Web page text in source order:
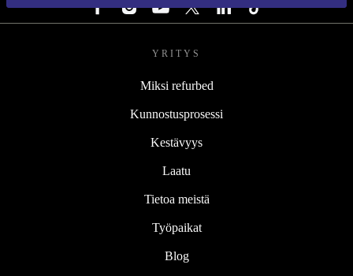
YRITYS
Miksi refurbed
Kunnostusprosessi
Kestävyys
Laatu
Tietoa meistä
Työpaikat
Blog